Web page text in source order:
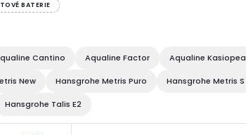
BATERIE
Cantino Aqualine Factor Aqualine Kasiopea
New Hansgrohe Metris Puro Hansgrohe Metris S
Hansgrohe Talis E2